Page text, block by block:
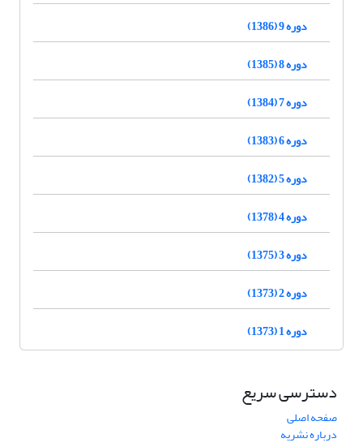
دوره 9 (1386)
دوره 8 (1385)
دوره 7 (1384)
دوره 6 (1383)
دوره 5 (1382)
دوره 4 (1378)
دوره 3 (1375)
دوره 2 (1373)
دوره 1 (1373)
دسترسی سریع
صفحه اصلی
درباره نشریه